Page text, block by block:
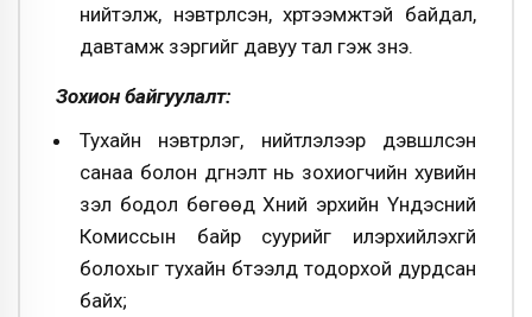
нийтэлж, нэвтрүүлсэн, хүртээмжтэй байдал,
давтамж зэргийг давуу тал гэж үзнэ.
Зохион байгуулалт:
Тухайн нэвтрүүлэг, нийтлэлээр дэвшүүлсэн
санаа болон дүгнэлт нь зохиогчийн хувийн
үзэл бодол бөгөөд Хүний эрхийн Үндэсний
Комиссын байр суурийг илэрхийлэхгүй
болохыг тухайн бүтээлд тодорхой дурдсан
байх;